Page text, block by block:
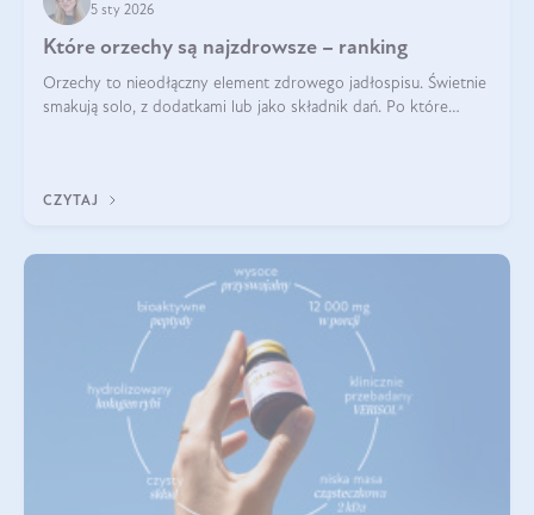
5 sty 2026
Które orzechy są najzdrowsze – ranking
Orzechy to nieodłączny element zdrowego jadłospisu. Świetnie
smakują solo, z dodatkami lub jako składnik dań. Po które
CZYTAJ